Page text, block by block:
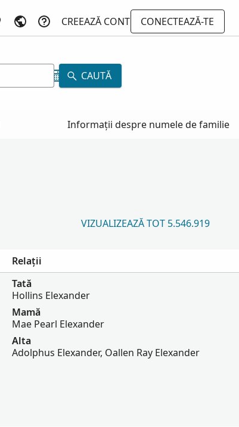
CREEAZĂ CONT
CONECTEAZĂ-TE
CAUTĂ
Informații despre numele de familie
VIZUALIZEAZĂ TOT 5.546.919
Relații
Tată
Hollins Elexander
Mamă
Mae Pearl Elexander
Alta
Adolphus Elexander, Oallen Ray Elexander